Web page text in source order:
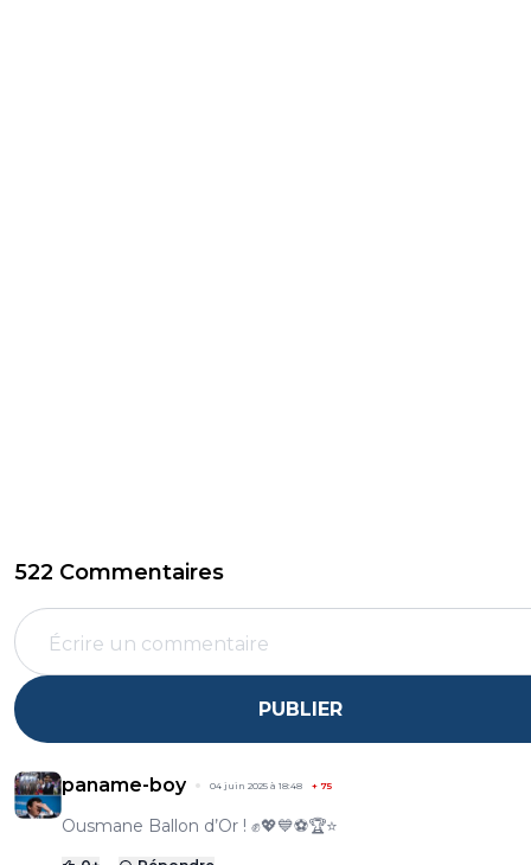
522 Commentaires
PUBLIER
paname-boy 04 juin 2025 à 18:48 + 75
Ousmane Ballon d’Or ! ✊💖💙⚽🏆⭐